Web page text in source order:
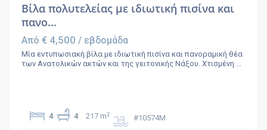
Bίλα πολυτελείας με ιδιωτική πισίνα και
πανο...
Από € 4,500 / εβδομάδα
Μία εντυπωσιακή βίλα με ιδιωτική πισίνα και πανοραμική θέα
των Ανατολικών ακτών και της γειτονικής Νάξου. Χτισμένη
4 4 217 m2 #10574M